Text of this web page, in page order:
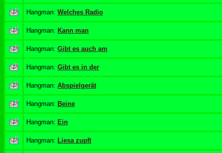
Hangman: Welches Radio
Hangman: Kann man
Hangman: Gibt es auch am
Hangman: Gibt es in der
Hangman: Abspielgerät
Hangman: Beine
Hangman: Ein
Hangman: Liesa zupft